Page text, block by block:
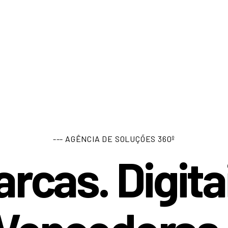
--- AGÊNCIA DE SOLUÇÕES 360º